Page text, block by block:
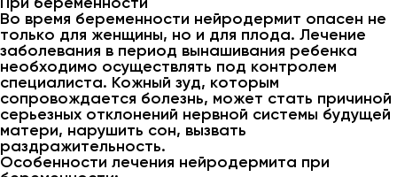
Во время беременности нейродермит опасен не
только для женщины, но и для плода. Лечение
заболевания в период вынашивания ребенка
необходимо осуществлять под контролем
специалиста. Кожный зуд, которым
сопровождается болезнь, может стать причиной
серьезных отклонений нервной системы будущей
матери, нарушить сон, вызвать
раздражительность.
Особенности лечения нейродермита при